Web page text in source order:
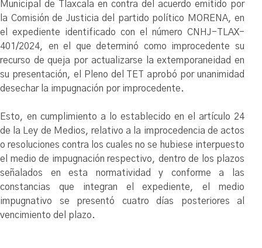
Municipal de Tlaxcala en contra del acuerdo emitido por
la Comisión de Justicia del partido político MORENA, en
el expediente identificado con el número CNHJ-TLAX-
401/2024, en el que determinó como improcedente su
recurso de queja por actualizarse la extemporaneidad en
su presentación, el Pleno del TET aprobó por unanimidad
desechar la impugnación por improcedente.
Esto, en cumplimiento a lo establecido en el artículo 24
de la Ley de Medios, relativo a la improcedencia de actos
o resoluciones contra los cuales no se hubiese interpuesto
el medio de impugnación respectivo, dentro de los plazos
señalados en esta normatividad y conforme a las
constancias que integran el expediente, el medio
impugnativo se presentó cuatro días posteriores al
vencimiento del plazo.